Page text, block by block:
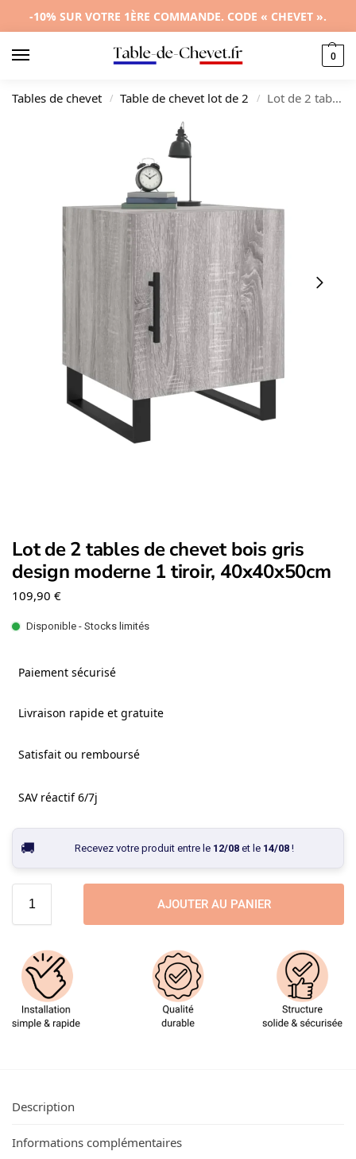
-10% SUR VOTRE 1ÈRE COMMANDE. CODE « CHEVET ».
0
Tables de chevet / Table de chevet lot de 2 / Lot de 2 tables de chevet bois gris design moderne 1 tiroir, 40x40x50cm
Lot de 2 tables de chevet bois gris
design moderne 1 tiroir, 40x40x50cm
109,90 €
Disponible - Stocks limités
Paiement sécurisé
Livraison rapide et gratuite
Satisfait ou remboursé
SAV réactif 6/7j
Recevez votre produit entre le 12/08et le 14/08!
AJOUTER AU PANIER
Description
Informations complémentaires